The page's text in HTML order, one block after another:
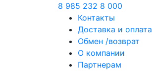
8 985 232 8 000
Контакты
Доставка и оплата
Обмен /возврат
О компании
Партнерам